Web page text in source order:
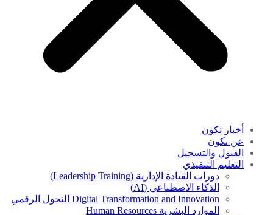
أخبار نكون
عن نكون
القبول والتسجيل
التعليم التنفيذي
دورات القيادة الإدارية (Leadership Training)
الذكاء الاصطناعي (AI)
Digital Transformation and Innovation التحول الرقمي
الموارد البشرية Human Resources